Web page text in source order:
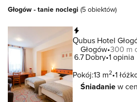
Głogów - tanie noclegi (5 obiektów)
Qubus Hotel
Głogów 300 m
6.7Dobry 1 opinia
Pokój:13 m2 1
Śniadaniew